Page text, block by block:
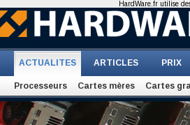
ACTUALITES ARTICLES PRIX
Processeurs Cartes mères Cartes
HardWare.fr utilise